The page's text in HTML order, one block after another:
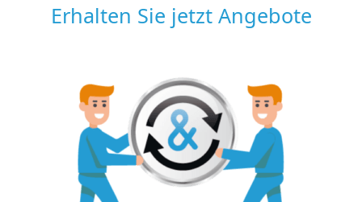
Erhalten Sie jetzt Angebote